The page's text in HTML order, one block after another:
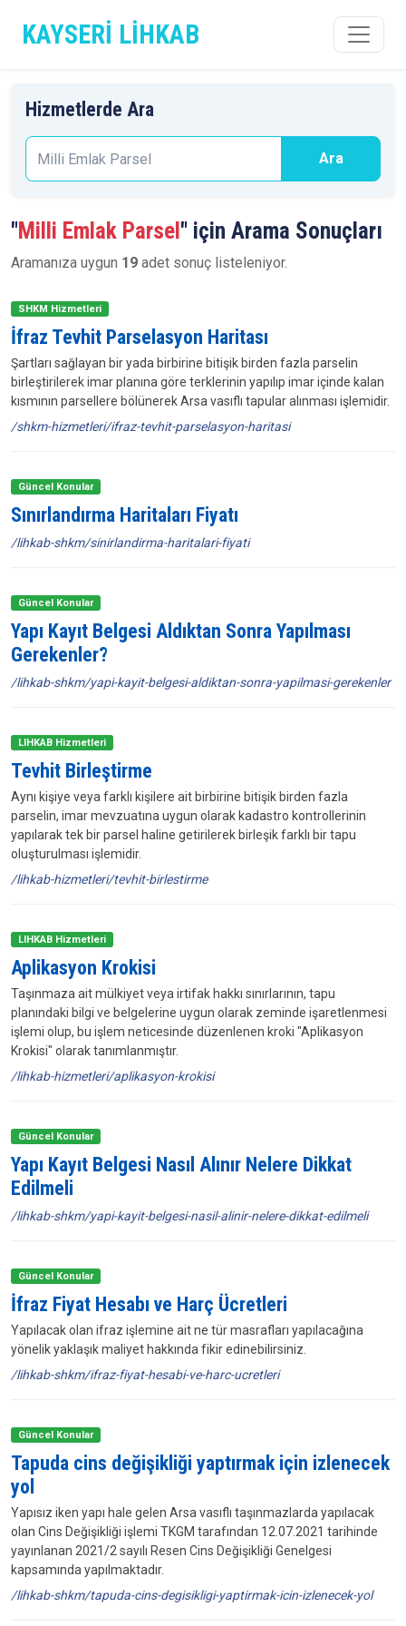
KAYSERİ LİHKAB
Hizmetlerde Ara
Ara
"Milli Emlak Parsel " için Arama Sonuçları
Aramanıza uygun 19 adet sonuç listeleniyor.
SHKM Hizmetleri
İfraz Tevhit Parselasyon Haritası
Şartları sağlayan bir yada birbirine bitişik birden fazla parselin
birleştirilerek imar planına göre terklerinin yapılıp imar içinde kalan
kısmının parsellere bölünerek Arsa vasıflı tapular alınması işlemidir.
/shkm-hizmetleri/ifraz-tevhit-parselasyon-haritasi
Güncel Konular
Sınırlandırma Haritaları Fiyatı
/lihkab-shkm/sinirlandirma-haritalari-fiyati
Güncel Konular
Yapı Kayıt Belgesi Aldıktan Sonra Yapılması
Gerekenler?
/lihkab-shkm/yapi-kayit-belgesi-aldiktan-sonra-yapilmasi-gerekenler
LIHKAB Hizmetleri
Tevhit Birleştirme
Aynı kişiye veya farklı kişilere ait birbirine bitişik birden fazla
parselin, imar mevzuatına uygun olarak kadastro kontrollerinin
yapılarak tek bir parsel haline getirilerek birleşik farklı bir tapu
oluşturulması işlemidir.
/lihkab-hizmetleri/tevhit-birlestirme
LIHKAB Hizmetleri
Aplikasyon Krokisi
Taşınmaza ait mülkiyet veya irtifak hakkı sınırlarının, tapu
planındaki bilgi ve belgelerine uygun olarak zeminde işaretlenmesi
işlemi olup, bu işlem neticesinde düzenlenen kroki "Aplikasyon
Krokisi" olarak tanımlanmıştır.
/lihkab-hizmetleri/aplikasyon-krokisi
Güncel Konular
Yapı Kayıt Belgesi Nasıl Alınır Nelere Dikkat
Edilmeli
/lihkab-shkm/yapi-kayit-belgesi-nasil-alinir-nelere-dikkat-edilmeli
Güncel Konular
İfraz Fiyat Hesabı ve Harç Ücretleri
Yapılacak olan ifraz işlemine ait ne tür masrafları yapılacağına
yönelik yaklaşık maliyet hakkında fikir edinebilirsiniz.
/lihkab-shkm/ifraz-fiyat-hesabi-ve-harc-ucretleri
Güncel Konular
Tapuda cins değişikliği yaptırmak için izlenecek
yol
Yapısız iken yapı hale gelen Arsa vasıflı taşınmazlarda yapılacak
olan Cins Değişikliği işlemi TKGM tarafından 12.07.2021 tarihinde
yayınlanan 2021/2 sayılı Resen Cins Değişikliği Genelgesi
kapsamında yapılmaktadır.
/lihkab-shkm/tapuda-cins-degisikligi-yaptirmak-icin-izlenecek-yol